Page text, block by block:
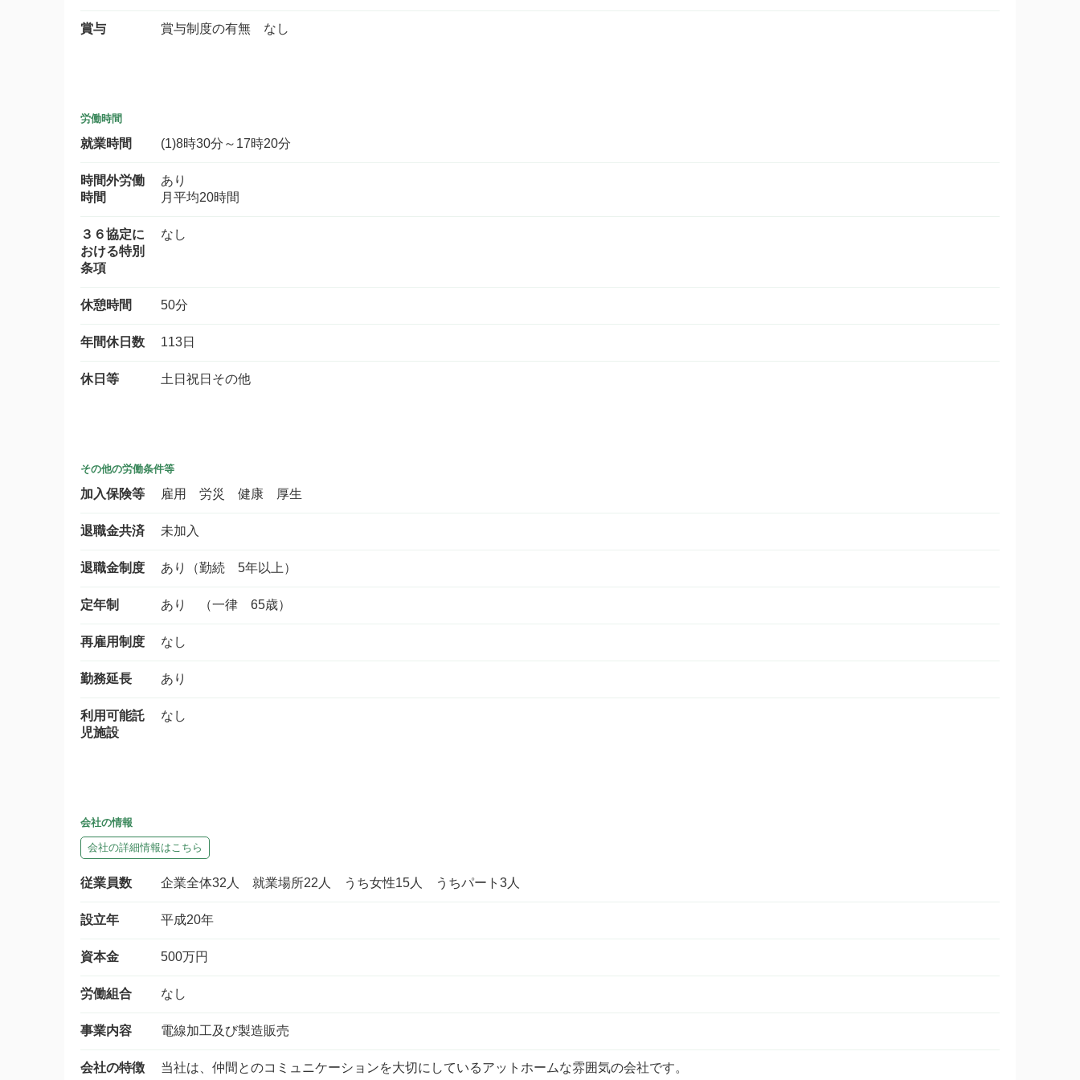
賞与 賞与制度の有無 なし
労働時間
就業時間 (1)8時30分～17時20分
時間外労働
時間
あり
月平均20時間
３６協定に
おける特別
条項
なし
休憩時間 50分
年間休日数 113日
休日等 土日祝日その他
その他の労働条件等
加入保険等 雇用 労災 健康 厚生
退職金共済 未加入
退職金制度 あり（勤続 5年以上）
定年制 あり （一律 65歳）
再雇用制度 なし
勤務延長 あり
利用可能託
児施設
なし
会社の情報
会社の詳細情報はこちら
従業員数 企業全体32人 就業場所22人 うち女性15人 うちパート3人
設立年 平成20年
資本金 500万円
労働組合 なし
事業内容 電線加工及び製造販売
会社の特徴 当社は、仲間とのコミュニケーションを大切にしているアットホームな雰囲気の会社です。